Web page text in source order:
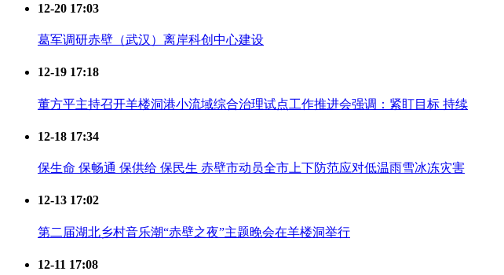
12-20 17:03
葛军调研赤壁（武汉）离岸科创中心建设
12-19 17:18
董方平主持召开羊楼洞港小流域综合治理试点工作推进会强调：紧盯目标 持续
12-18 17:34
保生命 保畅通 保供给 保民生 赤壁市动员全市上下防范应对低温雨雪冰冻灾害
12-13 17:02
第二届湖北乡村音乐潮“赤壁之夜”主题晚会在羊楼洞举行
12-11 17:08